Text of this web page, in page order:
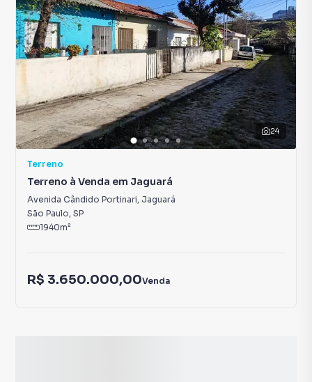
24
Terreno
Terreno à Venda em Jaguará
Avenida Cândido Portinari, Jaguará
São Paulo, SP
1940m²
R$ 3.650.000,00Venda